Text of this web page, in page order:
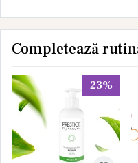
Completează
23%